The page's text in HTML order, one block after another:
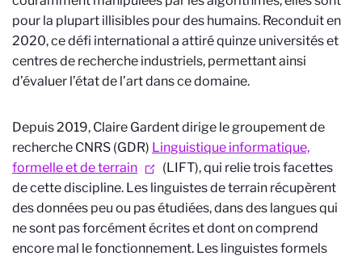
pour la plupart illisibles pour des humains. Reconduit en
2020, ce défi international a attiré quinze universités et
centres de recherche industriels, permettant ainsi
d’évaluer l’état de l’art dans ce domaine.
Depuis 2019, Claire Gardent dirige le groupement de
recherche CNRS (GDR) Linguistique informatique,
formelle et de terrain
(LIFT), qui relie trois facettes
de cette discipline. Les linguistes de terrain récupèrent
des données peu ou pas étudiées, dans des langues qui
ne sont pas forcément écrites et dont on comprend
encore mal le fonctionnement. Les linguistes formels